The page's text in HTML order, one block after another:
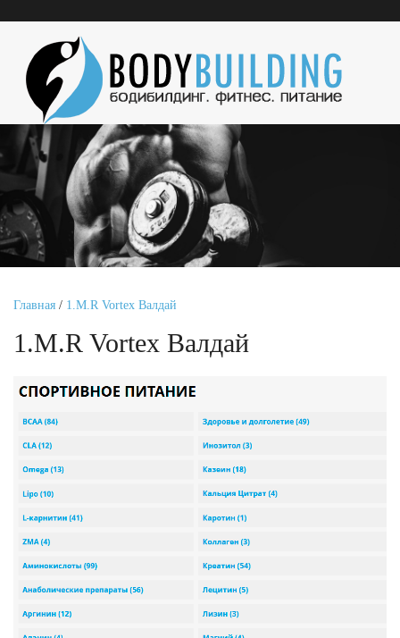
Главная / 1.M.R Vortex Валдай
1.M.R Vortex Валдай